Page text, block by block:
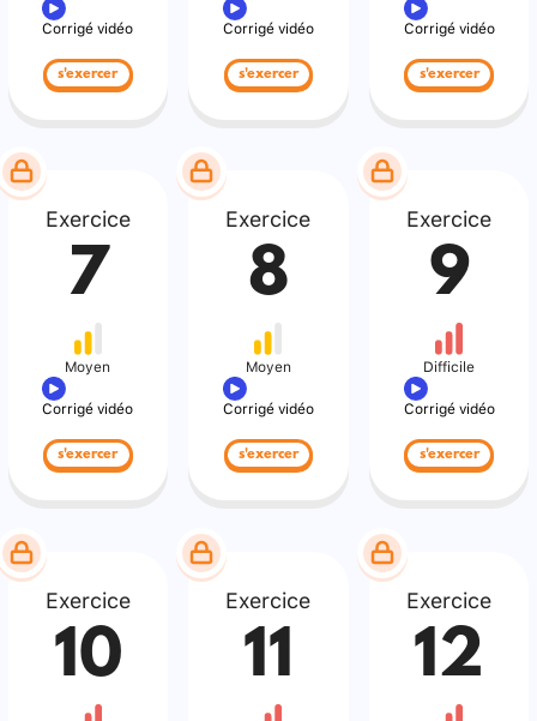
Corrigé vidéo
s'exercer
Corrigé vidéo
s'exercer
Corrigé vidéo
s'exercer
Exercice
7
Moyen
Corrigé vidéo
s'exercer
Exercice
8
Moyen
Corrigé vidéo
s'exercer
Exercice
9
Difficile
Corrigé vidéo
s'exercer
Exercice
10
Exercice
11
Exercice
12